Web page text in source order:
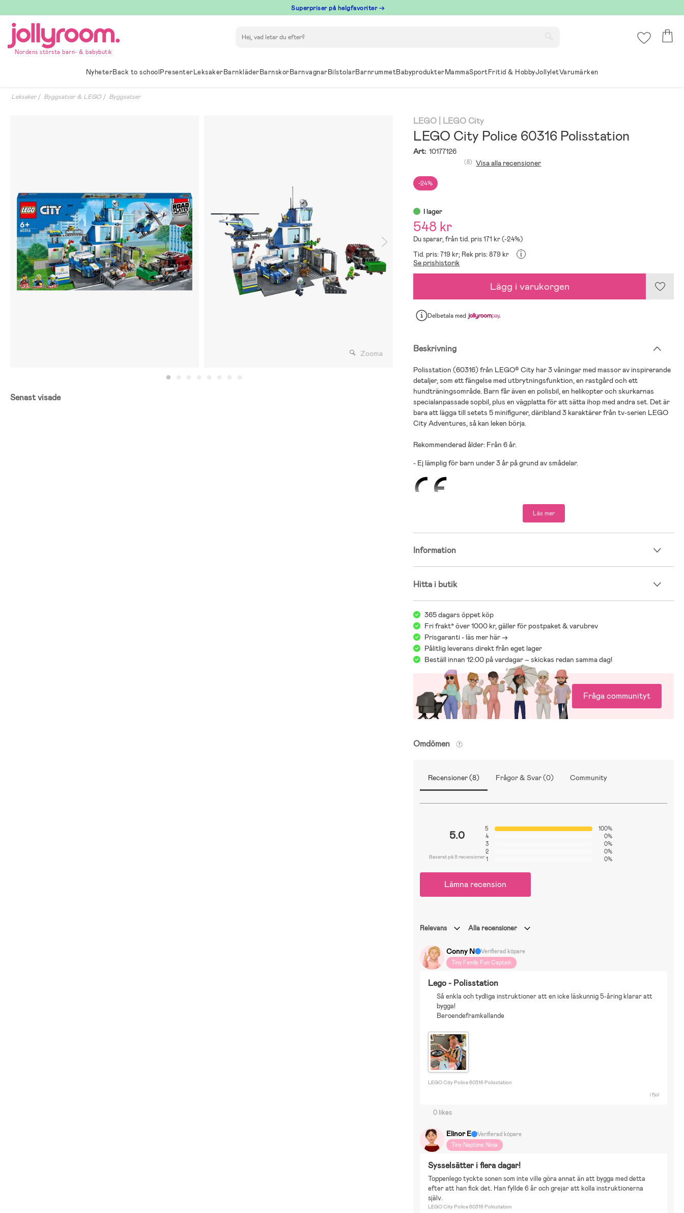
till
innehållet
Superpriser på helgfavoriter →
Nordens största barn- & babybutik
NyheterBack to schoolPresenterLeksakerBarnkläderBarnskorBarnvagnarBilstolarBarnrummetBabyprodukterMammaSportFritid & HobbyJollyletVarumärken
Leksaker Byggsatser & LEGO Byggsatser
Zooma
Senast visade
LEGO | LEGO City
LEGO City Police 60316 Polisstation
Art: 10177126
-24%
(8) Visa alla recensioner
I lager
548 kr
Du sparar, från tid. pris 171 kr (-24%)
Tid. pris: 719 kr; Rek pris: 879 kr i
Se prishistorik
Lägg i varukorgen
Delbetalamed
Beskrivning
Polisstation (60316) från LEGO® City har 3 våningar med massor av inspirerande
detaljer, som ett fängelse med utbrytningsfunktion, en rastgård och ett
hundträningsområde. Barn får även en polisbil, en helikopter och skurkarnas
specialanpassade sopbil, plus en vägplatta för att sätta ihop med andra set. Det är
bara att lägga till setets 5 minifigurer, däribland 3 karaktärer från tv-serien LEGO
City Adventures, så kan leken börja.
Rekommenderad ålder: Från 6 år.
- Ej lämplig för barn under 3 år på grund av smådelar.
Läs mer
Information
Hitta i butik
365 dagars öppet köp
Fri frakt* över 1000 kr, gäller för postpaket & varubrev
Prisgaranti - läs mer här ->
Pålitlig leverans direkt från eget lager
Beställ innan 12:00 på vardagar – skickas redan samma dag!
Fråga communityt
Omdömen
Recensioner (8) Frågor & Svar (0) Community
5.0
Baserat på 8 recensioner
5
100%
4
0%
3
0%
2
0%
1
0%
Lämna recension
Relevans Alla recensioner
Conny N
Verifierad köpare
Tiny Family Fun Captain
Lego - Polisstation
Så enkla och tydliga instruktioner att en icke läskunnig 5-åring klarar att
bygga!
Beroendeframkallande
LEGO City Police 60316 Polisstation
i fjol
0 likes
Elinor E
Verifierad köpare
Tiny Naptime Ninja
Sysselsätter i flera dagar!
Toppenlego tyckte sonen som inte ville göra annat än att bygga med detta
efter att han fick det. Han fyllde 6 år och grejar att kolla instruktionerna
själv.
LEGO City Police 60316 Polisstation